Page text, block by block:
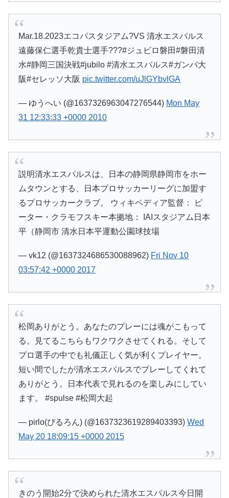
Mar.18.2023エコパスタジアム?VS 清水エスパルス
遠藤保仁選手乾貴士選手???#ジュビロ磐田#磐田清
水#静岡三国決戦#jubilo #清水エスパルス#ガンバ大
阪#セレッソ大阪 pic.twitter.com/uJlGYbvlGA
— ゆうへい (@1637326963047276544) Mon May
31 12:33:33 +0000 2010
説明清水エスパルスは、日本の静岡県静岡市をホー
ムタウンとする、日本プロサッカーリーグに加盟す
るプロサッカークラブ。 ウィキペディア監督： ピ
ーター・クラモフスキー本拠地： IAIスタジアム日本
平（静岡市 清水日本平運動公園球技場
— vk12 (@1637324686530088962) Fri Nov 10
03:57:42 +0000 2017
松岡ありがとう。あなたのプレーには魂がこもって
る。見てるこちらもワクワクさせてくれる。そして
プロ選手の中でも礼儀正しく気が利くプレイヤー。
短い間でしたが清水エスパルスでプレーしてくれて
ありがとう。日本代表で見れるのを楽しみにしてい
ます。 #spulse #松岡大起
— pirlo(ぴるろん) (@1637323619289403393)Wed
May 20 18:09:15 +0000 2015
きのう開始2分で決められた清水エスパルス今日開